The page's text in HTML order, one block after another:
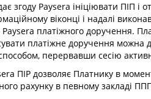
згоду Paysera ініціювати ПІП
віконці і надалі
платіжного доручення.
платіжне доручення можна
перервавши сесію
ПІР дозволяє Платнику в
рахунку в певному закладі